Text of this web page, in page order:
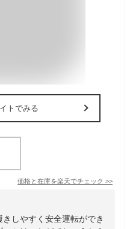
トでみる
価格と在庫を楽天でチェック >>
しやすく安全運転ができ